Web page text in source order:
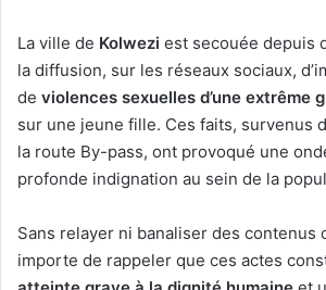
La ville de Kolwezi est secouée depuis
la diffusion, sur les réseaux sociaux,
de violences sexuelles d’une extrême
sur une jeune fille. Ces faits, survenus
la route By-pass, ont provoqué une
profonde indignation au sein de la
Sans relayer ni banaliser des contenus
importe de rappeler que ces actes